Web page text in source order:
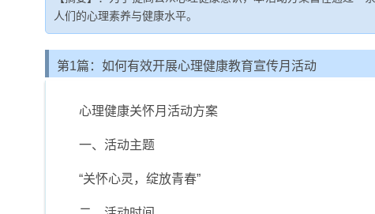
人们的心理素养与健康水平。
第1篇：如何有效开展心理健康教育宣传月活动
心理健康关怀月活动方案
一、活动主题
“关怀心灵，绽放青春”